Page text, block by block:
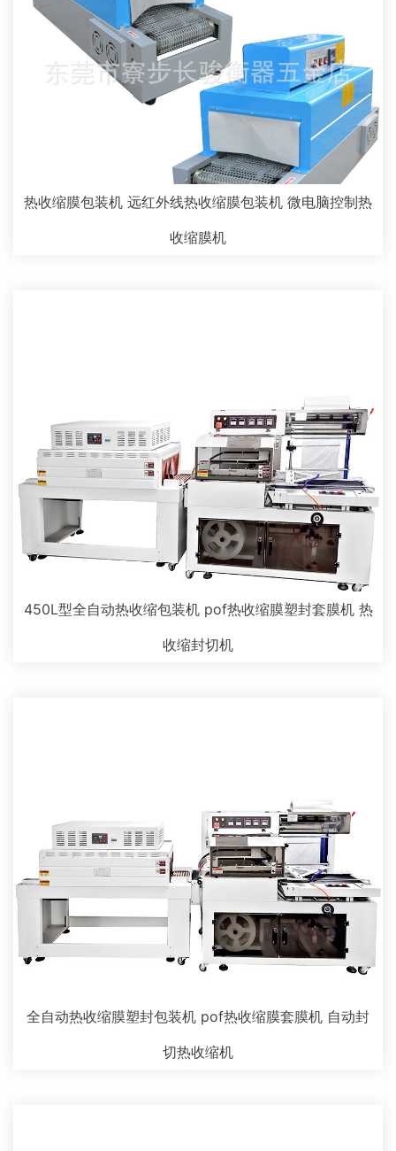
热收缩膜包装机 远红外线热收缩膜包装机 微电脑控制热
收缩膜机
450L型全自动热收缩包装机 pof热收缩膜塑封套膜机 热
收缩封切机
全自动热收缩膜塑封包装机 pof热收缩膜套膜机 自动封
切热收缩机